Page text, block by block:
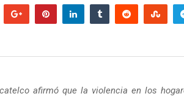
afirmó que la violencia en los